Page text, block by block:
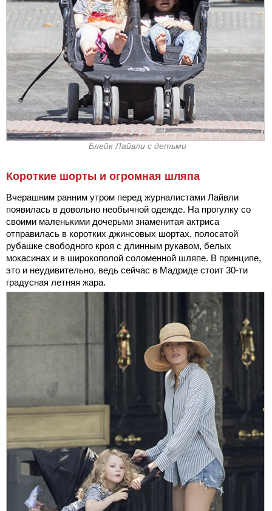
Блейк Лайвли с детьми
Короткие шорты и огромная шляпа
Вчерашним ранним утром перед журналистами Лайвли
появилась в довольно необычной одежде. На прогулку со
своими маленькими дочерьми знаменитая актриса
отправилась в коротких джинсовых шортах, полосатой
рубашке свободного кроя с длинным рукавом, белых
мокасинах и в широкополой соломенной шляпе. В принципе,
это и неудивительно, ведь сейчас в Мадриде стоит 30-ти
градусная летняя жара.